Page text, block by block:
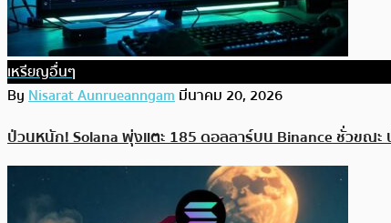
เหรียญอื่นๆ
ByNisarat Aunrueanngamมีนาคม 20, 2026
ป่วนหนัก! Solana พุ่งแตะ 185 ดอลลาร์บน Binance ชั่วขณะ